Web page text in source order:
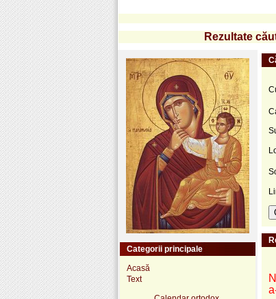
Rezultate
Categorii principale
Acasă
Text